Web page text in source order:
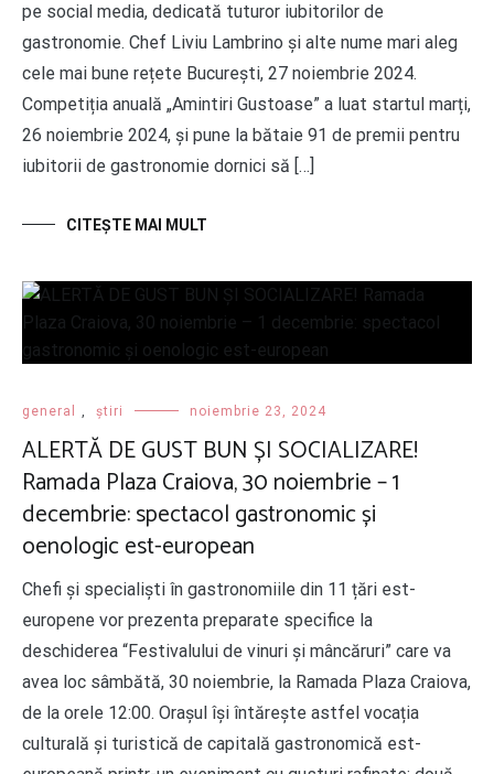
pe social media, dedicată tuturor iubitorilor de
gastronomie. Chef Liviu Lambrino și alte nume mari aleg
cele mai bune rețete București, 27 noiembrie 2024.
Competiția anuală „Amintiri Gustoase” a luat startul marți,
26 noiembrie 2024, și pune la bătaie 91 de premii pentru
iubitorii de gastronomie dornici să […]
CITEŞTE MAI MULT
general , știri noiembrie 23, 2024
ALERTĂ DE GUST BUN ȘI SOCIALIZARE!
Ramada Plaza Craiova, 30 noiembrie – 1
decembrie: spectacol gastronomic și
oenologic est-european
Chefi și specialiști în gastronomiile din 11 țări est-
europene vor prezenta preparate specifice la
deschiderea “Festivalului de vinuri și mâncăruri” care va
avea loc sâmbătă, 30 noiembrie, la Ramada Plaza Craiova,
de la orele 12:00. Orașul își întărește astfel vocația
culturală și turistică de capitală gastronomică est-